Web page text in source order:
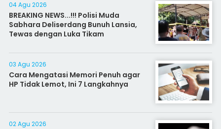
04 Agu 2026
BREAKING NEWS...!!! Polisi Muda
Sabhara Deliserdang Bunuh Lansia,
Tewas dengan Luka Tikam
03 Agu 2026
Cara Mengatasi Memori Penuh agar
HP Tidak Lemot, Ini 7 Langkahnya
02 Agu 2026